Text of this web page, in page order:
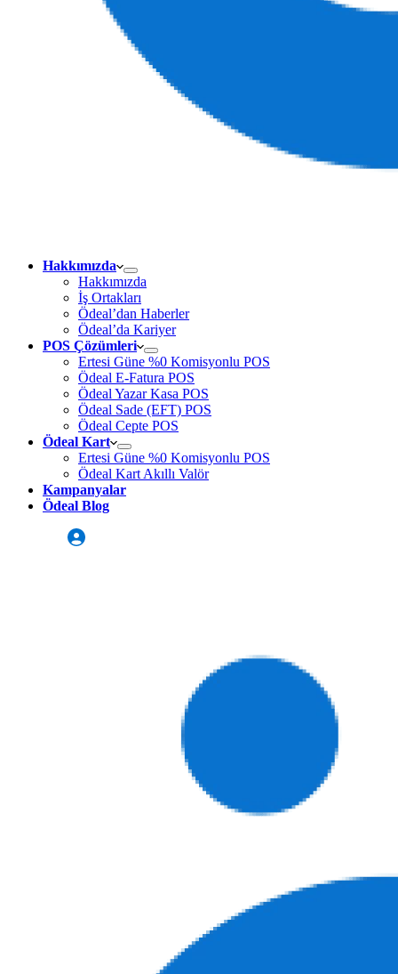
Hakkımızda
Hakkımızda
İş Ortakları
Ödeal’dan Haberler
Ödeal’da Kariyer
POS Çözümleri
Ertesi Güne %0 Komisyonlu POS
Ödeal E-Fatura POS
Ödeal Yazar Kasa POS
Ödeal Sade (EFT) POS
Ödeal Cepte POS
Ödeal Kart
Ertesi Güne %0 Komisyonlu POS
Ödeal Kart Akıllı Valör
Kampanyalar
Ödeal Blog